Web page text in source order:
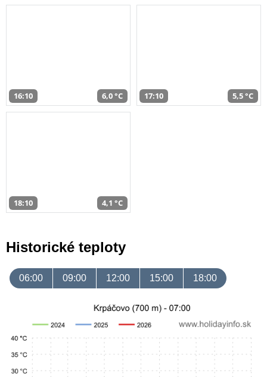
16:10 6,0 °C 17:10 5,5 °C
18:10 4,1 °C
Historické teploty
06:00 09:00 12:00 15:00 18:00